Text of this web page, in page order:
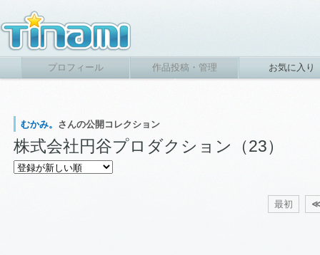
プロフィール 作品投稿・管理 お気に入り
むかみ。 さんの公開コレクション
株式会社円谷プロダクション（23）
最初